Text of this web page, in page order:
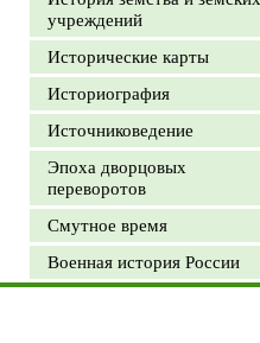
учреждений
Исторические карты
Историография
Источниковедение
Эпоха дворцовых
переворотов
Смутное время
Военная история России